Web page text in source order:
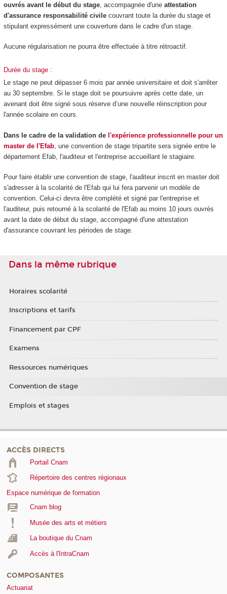
ouvrés avant le début du stage, accompagnée d'une attestation
d'assurance responsabilité civilecouvrant toute la durée du stage et
stipulant expressément une couverture dans le cadre d'un stage.
Aucune régularisation ne pourra être effectuée à titre rétroactif.
Durée du stage :
Le stage ne peut dépasser 6 mois par année universitaire et doit s'arrêter
au 30 septembre. Si le stage doit se poursuivre après cette date, un
avenant doit être signé sous réserve d’une nouvelle réinscription pour
l'année scolaire en cours.
Dans le cadre de la validation de l'expérience professionnelle pour un
master de l'Efab, une convention de stage tripartite sera signée entre le
département Efab, l'auditeur et l'entreprise accueillant le stagiaire.
Pour faire établir une convention de stage, l'auditeur inscrit en master doit
s'adresser à la scolarité de l'Efab qui lui fera parvenir un modèle de
convention. Celui-ci devra être complété et signé par l'entreprise et
l'auditeur, puis retourné à la scolarité de l'Efab au moins 10 jours ouvrés
avant la date de début du stage, accompagné d'une attestation
d'assurance couvrant les périodes de stage.
Dans la même rubrique
Horaires scolarité
Inscriptions et tarifs
Financement par CPF
Examens
Ressources numériques
Convention de stage
Emplois et stages
ACCÈS DIRECTS
Portail Cnam
Répertoire des centres régionaux
Espace numérique de formation
Cnam blog
Musée des arts et métiers
La boutique du Cnam
Accès à l'IntraCnam
COMPOSANTES
Actuariat